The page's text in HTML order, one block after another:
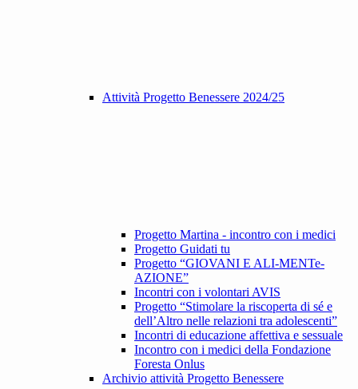
Attività Progetto Benessere 2024/25
Progetto Martina - incontro con i medici
Progetto Guidati tu
Progetto “GIOVANI E ALI-MENTe-
AZIONE”
Incontri con i volontari AVIS
Progetto “Stimolare la riscoperta di sé e
dell’Altro nelle relazioni tra adolescenti”
Incontri di educazione affettiva e sessuale
Incontro con i medici della Fondazione
Foresta Onlus
Archivio attività Progetto Benessere